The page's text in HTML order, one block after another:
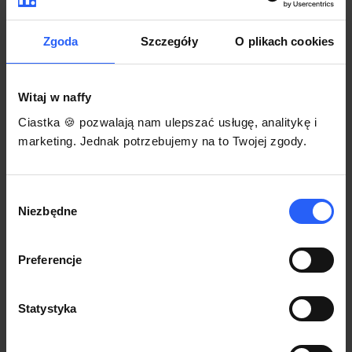
Zgoda Szczegóły O plikach cookies
Witaj w naffy
Ciastka 🍪 pozwalają nam ulepszać usługę, analitykę i
marketing. Jednak potrzebujemy na to Twojej zgody.
zgody
Niezbędne
Preferencje
Statystyka
Korzystaj na dowolnym urządzeniu z
przeglądarką Chrome
Włącz czasową promocję
3
Każdy produkt w naffy ma swój indywidualny link.
gdzie się nim podzielisz z odbiorcami.